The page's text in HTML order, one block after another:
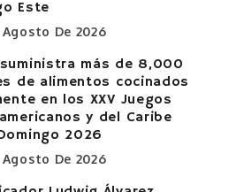
Este
Agosto De 2026
suministra más de 8,000
de alimentos cocinados
en los XXV Juegos
y del Caribe
2026
Agosto De 2026